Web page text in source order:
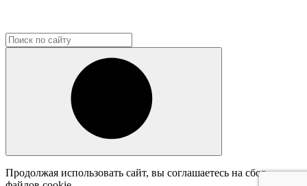
Продолжая использовать сайт, вы соглашаетесь на сбор